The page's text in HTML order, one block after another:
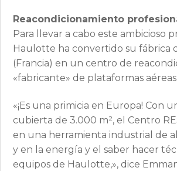
Reacondicionamiento
Para llevar a cabo este ambicioso
Haulotte ha convertido su fábrica
(Francia) en un centro de
«fabricante» de plataformas aéreas
«¡Es una primicia en Europa! Con
cubierta de 3.000 m², el Centro
en una herramienta industrial de
y en la energía y el saber hacer
equipos de Haulotte,», dice